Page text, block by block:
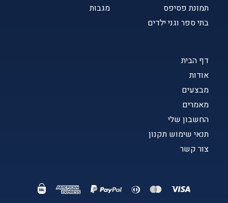
דף הבית
אודות
מבצעים
מאמרים
החשבון שלי
תנאי שימוש תקנון
צור קשר
תמונת פסיפס
בתי ספר וגני ילדים
מגבות